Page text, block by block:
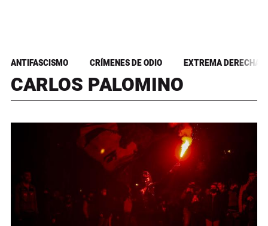
ANTIFASCISMO CRÍMENES DE ODIO EXTREMA DERECHA
CARLOS PALOMINO